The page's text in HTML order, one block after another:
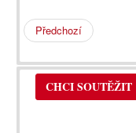
Předchozí
CHCI SOUTĚŽIT